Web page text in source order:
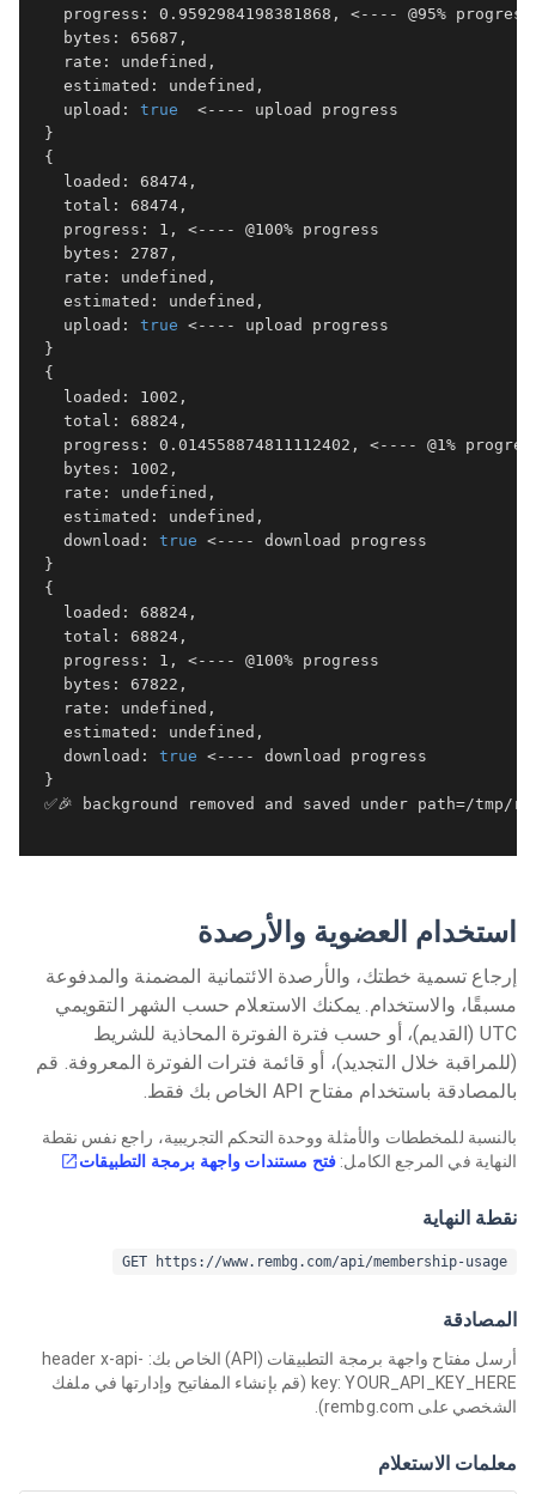
progress: 0.9592984198381868, <---- @95%
   bytes: 65687,
   rate: undefined,
   estimated: undefined,
   upload:
true
  <---- upload progress
}
{
   loaded: 68474,
   total: 68474,
   progress: 1, <---- @100% progress
   bytes: 2787,
   rate: undefined,
   estimated: undefined,
   upload:
true <---- upload progress
}
{
   loaded: 1002,
   total: 68824,
progress: 0.014558874811112402, <---- @1%
   bytes: 1002,
   rate: undefined,
   estimated: undefined,
   download:
true <---- download progress
}
{
   loaded: 68824,
   total: 68824,
   progress: 1, <---- @100% progress
   bytes: 67822,
   rate: undefined,
   estimated: undefined,
   download:
true <---- download progress
}
✅🎉 background removed and saved under path=/tmp/
استخدام العضوية والأرصدة
إرجاع تسمية خطتك، والأرصدة الائتمانية المضمنة والمدفوعة
مسبقًا، والاستخدام. يمكنك الاستعلام حسب الشهر التقويمي
UTC (القديم)، أو حسب فترة الفوترة المحاذية للشريط
(للمراقبة خلال التجديد)، أو قائمة فترات الفوترة المعروفة. قم
بالمصادقة باستخدام مفتاح API الخاص بك فقط.
بالنسبة للمخططات والأمثلة ووحدة التحكم التجريبية، راجع نفس نقطة
النهاية في المرجع الكامل: فتح مستندات واجهة برمجة التطبيقات
نقطة النهاية
GET https://www.rembg.com/api/membership-usage
المصادقة
أرسل مفتاح واجهة برمجة التطبيقات (API) الخاص بك: header x-api-
key: YOUR_API_KEY_HERE (قم بإنشاء المفاتيح وإدارتها في ملفك
الشخصي على rembg.com).
معلمات الاستعلام